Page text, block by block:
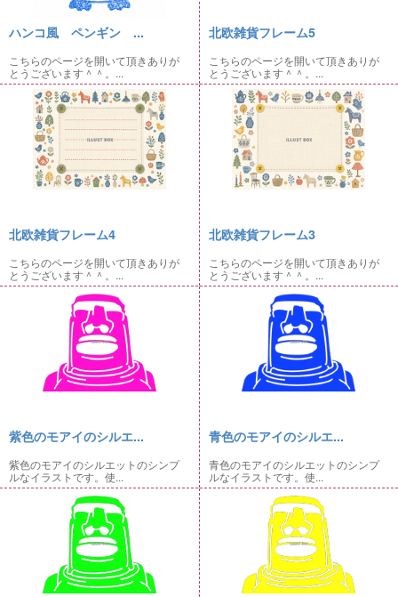
ハンコ風 ペンギン ...
こちらのページを開いて頂きありが
とうございます＾＾。...
北欧雑貨フレーム5
こちらのページを開いて頂きありが
とうございます＾＾。...
北欧雑貨フレーム4
こちらのページを開いて頂きありが
とうございます＾＾。...
北欧雑貨フレーム3
こちらのページを開いて頂きありが
とうございます＾＾。...
紫色のモアイのシルエ...
紫色のモアイのシルエットのシンプ
ルなイラストです。使...
青色のモアイのシルエ...
青色のモアイのシルエットのシンプ
ルなイラストです。使...